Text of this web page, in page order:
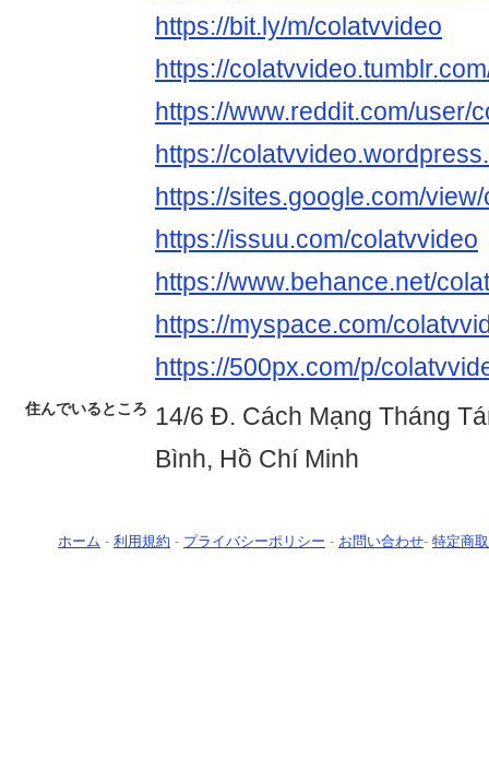
https://bit.ly/m/colatvvideo
https://
https://www.reddit.com/user/
https://
https://sites.google.com/
https://issuu.com/colatvvideo
https://www.behance.net/
https://myspace.com/
https://500px.com/p/
住んでいるところ 14/6 Đ. Cách Mạng Tháng
Bình, Hồ Chí Minh
ホーム - 利用規約 - プライバシーポリシー - お問い合わせ- 特定商